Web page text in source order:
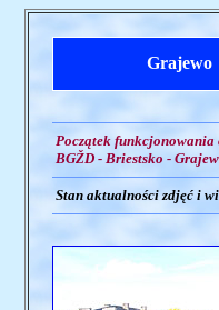
Grajewo
Początek
BGŽD - Briestsko -
Stan aktualności zdjęć i